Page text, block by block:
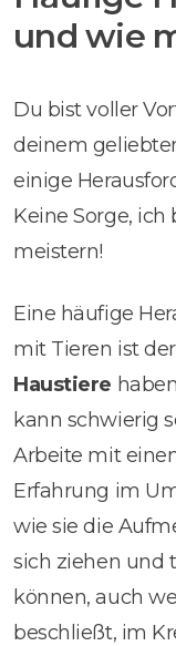
und wie
Du bist voller
deinem
einige
Keine Sorge, ich
meistern!
Eine häufige
mit Tieren ist
Haustiere
kann schwierig
Arbeite mit
Erfahrung im
wie sie die
sich ziehen und
können, auch
beschließt, im